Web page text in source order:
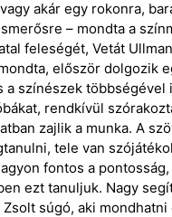
akár egy rokonra,
– mondta a
feleségét, Vetát
először dolgozik
a színészek többségével
rendkívül
zajlik a munka. A
tele van
fontos a
ezt tanuljuk. Nagy
súgó, aki